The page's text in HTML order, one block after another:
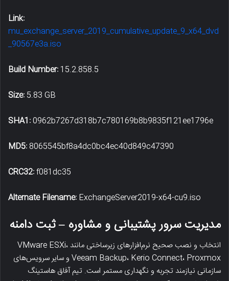
Link:
mu_exchange_server_2019_cumulative_update_9_x64_dvd
_90567e3a.iso
Build Number: 15.2.858.5
Size: 5.83 GB
SHA1:0962b7267d318b7c780169b8b9835f121ee1796e
MD5: 8065545bf8a4dc0bc4ec40d849c47390
CRC32:f081dc35
Alternate Filename: ExchangeServer2019-x64-cu9.iso
مدیریت سرور پشتیبانی و مشاوره – ثبت دامنه
انتخاب و نصب صحیح نرم‌افزارهای زیرساختی مانند VMware ESXi،
Veeam Backup، Kerio Connect، Proxmox و سایر سرویس‌های
سازمانی نیازمند تجربه و نگهداری مستمر است. تیم آفاق هاستینگ